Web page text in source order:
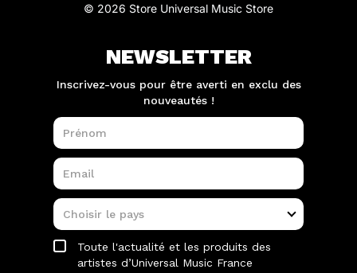
© 2026 Store Universal Music Store